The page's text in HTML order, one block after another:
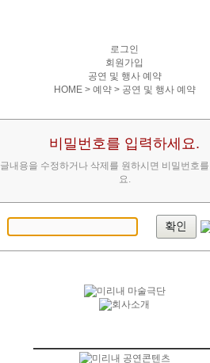
로그인
회원가입
공연 및 행사 예약
HOME > 예약 > 공연 및 행사 예약
비밀번호를 입력하세요.
글내용을 수정하거나 삭제를 원하시면 비밀번호를
요.